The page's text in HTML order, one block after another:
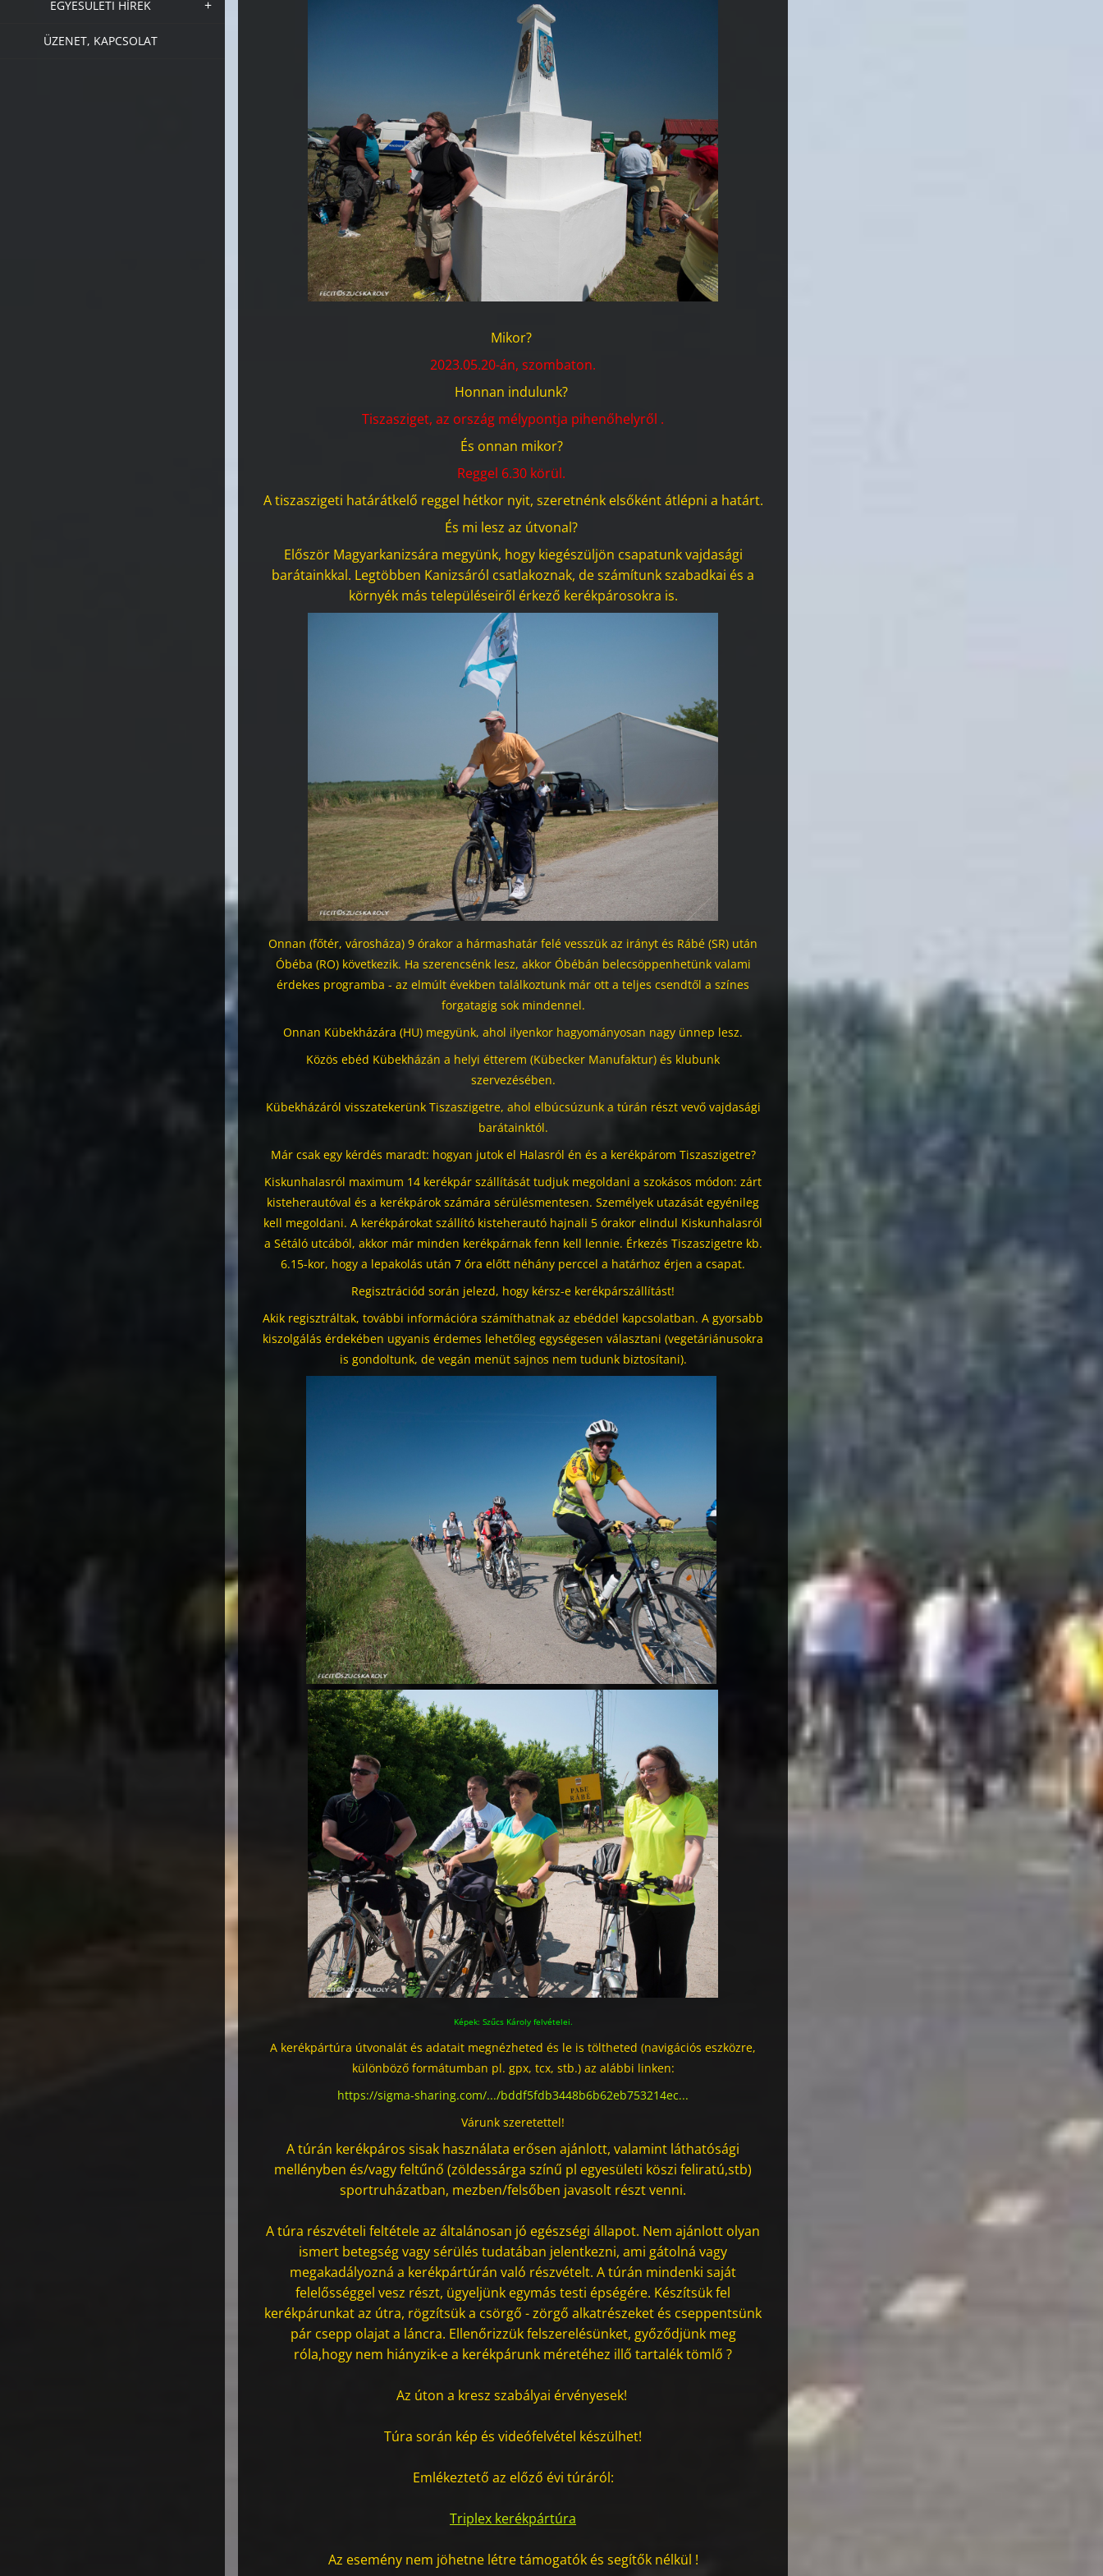
EGYESÜLETI HÍREK
ÜZENET, KAPCSOLAT
Mikor?
2023.05.20-án, szombaton.
Honnan indulunk?
Tiszasziget, az ország mélypontja pihenőhelyről .
És onnan mikor?
Reggel 6.30 körül.
A tiszaszigeti határátkelő reggel hétkor nyit, szeretnénk elsőként átlépni a határt.
És mi lesz az útvonal?
Először Magyarkanizsára megyünk, hogy kiegészüljön csapatunk vajdasági
barátainkkal. Legtöbben Kanizsáról csatlakoznak, de számítunk szabadkai és a
környék más településeiről érkező kerékpárosokra is.
Onnan (főtér, városháza) 9 órakor a hármashatár felé vesszük az irányt és Rábé (SR) után
Óbéba (RO) következik. Ha szerencsénk lesz, akkor Óbébán belecsöppenhetünk valami
érdekes programba - az elmúlt években találkoztunk már ott a teljes csendtől a színes
forgatagig sok mindennel.
Onnan Kübekházára (HU) megyünk, ahol ilyenkor hagyományosan nagy ünnep lesz.
Közös ebéd Kübekházán a helyi étterem (Kübecker Manufaktur) és klubunk
szervezésében.
Kübekházáról visszatekerünk Tiszaszigetre, ahol elbúcsúzunk a túrán részt vevő vajdasági
barátainktól.
Már csak egy kérdés maradt: hogyan jutok el Halasról én és a kerékpárom Tiszaszigetre?
Kiskunhalasról maximum 14 kerékpár szállítását tudjuk megoldani a szokásos módon: zárt
kisteherautóval és a kerékpárok számára sérülésmentesen. Személyek utazását egyénileg
kell megoldani. A kerékpárokat szállító kisteherautó hajnali 5 órakor elindul Kiskunhalasról
a Sétáló utcából, akkor már minden kerékpárnak fenn kell lennie. Érkezés Tiszaszigetre kb.
6.15-kor, hogy a lepakolás után 7 óra előtt néhány perccel a határhoz érjen a csapat.
Regisztrációd során jelezd, hogy kérsz-e kerékpárszállítást!
Akik regisztráltak, további információra számíthatnak az ebéddel kapcsolatban. A gyorsabb
kiszolgálás érdekében ugyanis érdemes lehetőleg egységesen választani (vegetáriánusokra
is gondoltunk, de vegán menüt sajnos nem tudunk biztosítani).
Képek: Szűcs Károly felvételei.
A kerékpártúra útvonalát és adatait megnézheted és le is töltheted (navigációs eszközre,
különböző formátumban pl. gpx, tcx, stb.) az alábbi linken:
https://sigma-sharing.com/.../bddf5fdb3448b6b62eb753214ec...
Várunk szeretettel!
A túrán kerékpáros sisak használata erősen ajánlott, valamint láthatósági
mellényben és/vagy feltűnő (zöldessárga színű pl egyesületi köszi feliratú,stb)
sportruházatban, mezben/felsőben javasolt részt venni.
A túra részvételi feltétele az általánosan jó egészségi állapot. Nem ajánlott olyan
ismert betegség vagy sérülés tudatában jelentkezni, ami gátolná vagy
megakadályozná a kerékpártúrán való részvételt. A túrán mindenki saját
felelősséggel vesz részt, ügyeljünk egymás testi épségére. Készítsük fel
kerékpárunkat az útra, rögzítsük a csörgő - zörgő alkatrészeket és cseppentsünk
pár csepp olajat a láncra. Ellenőrizzük felszerelésünket, győződjünk meg
róla,hogy nem hiányzik-e a kerékpárunk méretéhez illő tartalék tömlő ?
Az úton a kresz szabályai érvényesek!
Túra során kép és videófelvétel készülhet!
Emlékeztető az előző évi túráról:
Triplex kerékpártúra
Az esemény nem jöhetne létre támogatók és segítők nélkül !